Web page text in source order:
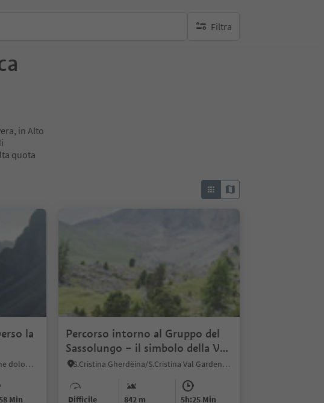
Filtra
nessun filtro attivo
in Alto
quota
la
S. Giacomo - Ortisei, Ortisei, Regione dolomitica Val Gardena
Min
Percorso intorno al Gruppo del
Sassolungo – il simbolo della Val
Gardena
S.Cristina Gherdëina/S.Cristina Val Gardena, Santa Cristina Val Gardena, Regione dolomitica Val Gardena
Difficile 842 m 5h:25 Min